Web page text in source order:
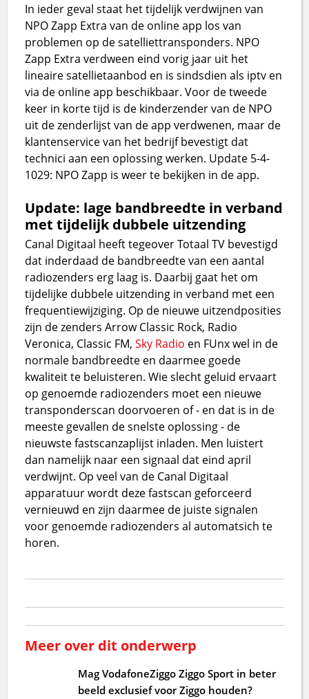
In ieder geval staat het tijdelijk verdwijnen van
NPO Zapp Extra van de online app los van
problemen op de satelliettransponders. NPO
Zapp Extra verdween eind vorig jaar uit het
lineaire satellietaanbod en is sindsdien als iptv en
via de online app beschikbaar. Voor de tweede
keer in korte tijd is de kinderzender van de NPO
uit de zenderlijst van de app verdwenen, maar de
klantenservice van het bedrijf bevestigt dat
technici aan een oplossing werken. Update 5-4-
1029: NPO Zapp is weer te bekijken in de app.
Update: lage bandbreedte in verband
met tijdelijk dubbele uitzending
Canal Digitaal heeft tegeover Totaal TV bevestigd
dat inderdaad de bandbreedte van een aantal
radiozenders erg laag is. Daarbij gaat het om
tijdelijke dubbele uitzending in verband met een
frequentiewijziging. Op de nieuwe uitzendposities
zijn de zenders Arrow Classic Rock, Radio
Veronica, Classic FM,Sky Radio en FUnx wel in de
normale bandbreedte en daarmee goede
kwaliteit te beluisteren. Wie slecht geluid ervaart
op genoemde radiozenders moet een nieuwe
transponderscan doorvoeren of - en dat is in de
meeste gevallen de snelste oplossing - de
nieuwste fastscanzaplijst inladen. Men luistert
dan namelijk naar een signaal dat eind april
verdwijnt. Op veel van de Canal Digitaal
apparatuur wordt deze fastscan geforceerd
vernieuwd en zijn daarmee de juiste signalen
voor genoemde radiozenders al automatsich te
horen.
Meer over dit onderwerp
Mag VodafoneZiggo Ziggo Sport in beter
beeld exclusief voor Ziggo houden?